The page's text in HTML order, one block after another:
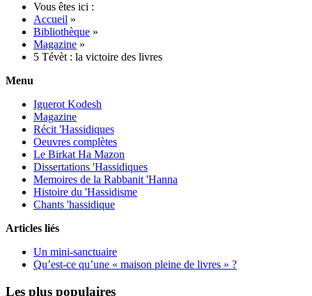
Vous êtes ici :
Accueil »
Bibliothèque »
Magazine »
5 Tévèt : la victoire des livres
Menu
Iguerot Kodesh
Magazine
Récit 'Hassidiques
Oeuvres complètes
Le Birkat Ha Mazon
Dissertations 'Hassidiques
Memoires de la Rabbanit 'Hanna
Histoire du 'Hassidisme
Chants 'hassidique
Articles liés
Un mini-sanctuaire
Qu’est-ce qu’une « maison pleine de livres » ?
Les plus populaires